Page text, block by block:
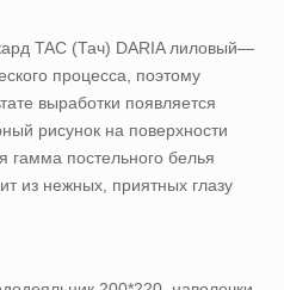
TAC (Тач) DARIA лиловый—
процесса, поэтому
выработки появляется
рисунок на поверхности
гамма постельного белья
из нежных, приятных глазу